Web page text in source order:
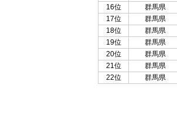
16位
群馬県
17位
群馬県
18位
群馬県
19位
群馬県
20位
群馬県
21位
群馬県
22位
群馬県